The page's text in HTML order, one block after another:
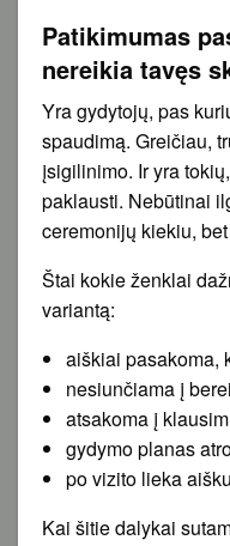
Patikimumas
nereikia tavęs
Yra gydytojų, pas
spaudimą. Greičiau,
įsigilinimo. Ir yra
paklausti. Nebūtinai
ceremonijų kiekiu,
Štai kokie ženklai
variantą:
aiškiai pasakoma,
nesiunčiama į
atsakoma į
gydymo planas
po vizito lieka
Kai šitie dalykai